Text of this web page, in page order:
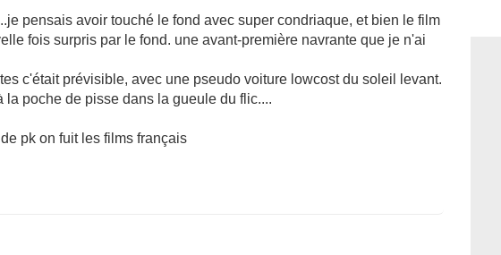
pensais avoir touché le fond avec super condriaque, et bien le film
fois surpris par le fond. une avant-première navrante que je n'ai
c'était prévisible, avec une pseudo voiture lowcost du soleil levant.
la poche de pisse dans la gueule du flic....
pk on fuit les films français